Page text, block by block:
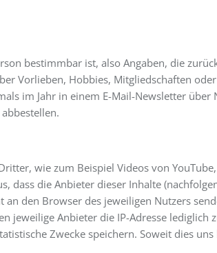
bestimmbar ist, also Angaben, die
Vorlieben, Hobbies, Mitgliedschaften
im Jahr in einem E-Mail-Newsletter
wie zum Beispiel Videos von
dass die Anbieter dieser Inhalte
den Browser des jeweiligen Nutzers
Anbieter die IP-Adresse lediglich
Zwecke speichern. Soweit dies